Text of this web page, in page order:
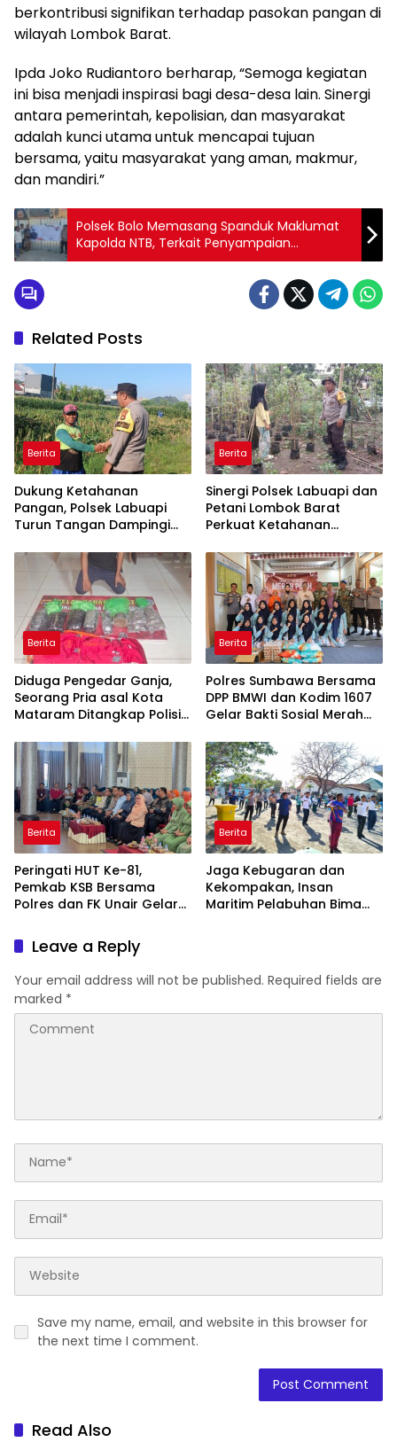
berkontribusi signifikan terhadap pasokan pangan di
wilayah Lombok Barat.
Ipda Joko Rudiantoro berharap, “Semoga kegiatan
ini bisa menjadi inspirasi bagi desa-desa lain. Sinergi
antara pemerintah, kepolisian, dan masyarakat
adalah kunci utama untuk mencapai tujuan
bersama, yaitu masyarakat yang aman, makmur,
dan mandiri.”
Polsek Bolo Memasang Spanduk Maklumat
Kapolda NTB, Terkait Penyampaian
Pendapat di Muka Umum dan Tindakan
Related Posts
Berita
Dukung Ketahanan
Pangan, Polsek Labuapi
Turun Tangan Dampingi
Bongkot
Berita
Sinergi Polsek Labuapi dan
Petani Lombok Barat
Perkuat Ketahanan
Berita
Diduga Pengedar Ganja,
Seorang Pria asal Kota
Mataram Ditangkap Polisi
Berita
Polres Sumbawa Bersama
DPP BMWI dan Kodim 1607
Gelar Bakti Sosial Merah
Hidayatullah
Berita
Peringati HUT Ke-81,
Pemkab KSB Bersama
Polres dan FK Unair Gelar
Hari Pertama Kehidupan”
Berita
Jaga Kebugaran dan
Kekompakan, Insan
Maritim Pelabuhan Bima
Leave a Reply
Your email address will not be published. Required fields are
marked *
Save my name, email, and website in this browser for
the next time I comment.
Read Also